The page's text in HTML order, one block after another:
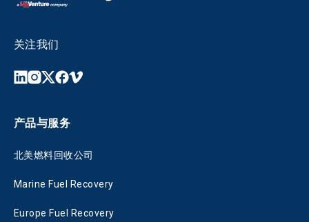
关注我们
产品与服务
北美燃料回收公司
Marine Fuel Recovery
Europe Fuel Recovery